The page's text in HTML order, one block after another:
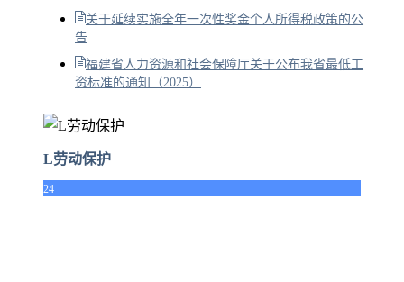
关于延续实施全年一次性奖金个人所得税政策的公
告
福建省人力资源和社会保障厅关于公布我省最低工
资标准的通知（2025）
L劳动保护
24